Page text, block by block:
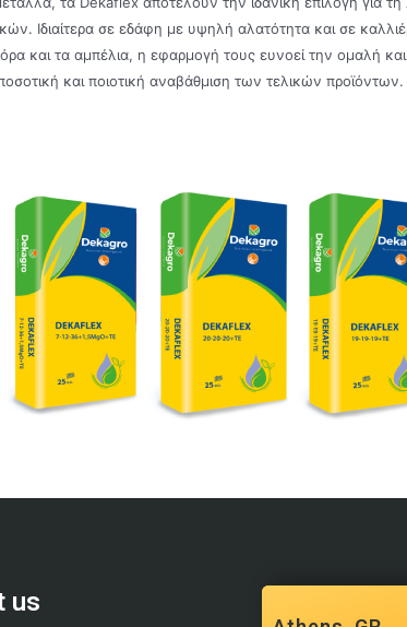
Ιδιαίτερα σε εδάφη με υψηλή αλατότητα και σε
και τα αμπέλια, η εφαρμογή τους ευνοεί την ομαλή
και ποιοτική αναβάθμιση των τελικών προϊόντων.
us